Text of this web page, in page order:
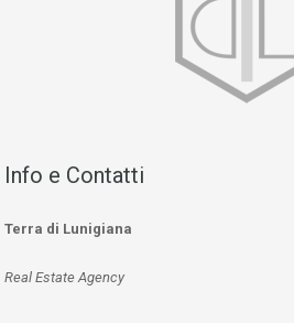
Info e Contatti
Terra di Lunigiana
Real Estate Agency